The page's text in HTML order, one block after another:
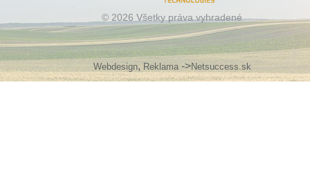
© 2026 Všetky práva vyhradené
Webdesign,Reklama->Netsuccess.sk